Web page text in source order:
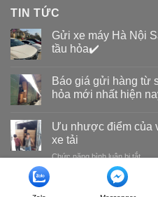
TIN TỨC
Gửi xe máy Hà Nội
tầu hỏa✔️
Báo giá gửi hàng từ
hỏa mới nhất hiện
Ưu nhược điểm của
xe tải
Chức năng bình luận bị tắtở
Copyright 2026 © Vận